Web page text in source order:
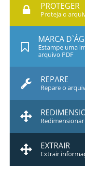
PROTEGER
Proteja o
MARCA
Estampe uma
arquivo PDF
REPARE
Repare o
EXTRAIR
Extrair